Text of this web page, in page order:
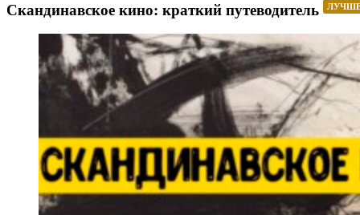
Скандинавское кино: краткий путеводитель